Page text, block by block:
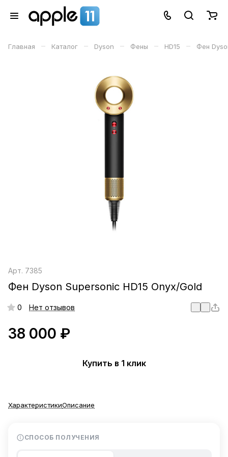
Главная – Каталог – Dyson – Фены – HD15 – Фен
Арт. 7385
Фен Dyson Supersonic HD15 Onyx/Gold
0 Нет отзывов
38 000 ₽
Купить в 1 клик
ХарактеристикиОписание
СПОСОБ ПОЛУЧЕНИЯ